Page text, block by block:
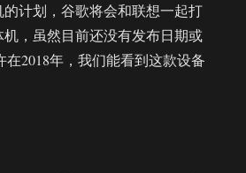
的计划，谷歌将会和联想一起打
机，虽然目前还没有发布日期或
2018年，我们能看到这款设备